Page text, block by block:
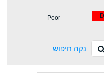
D
Poor
נקה חיפוש